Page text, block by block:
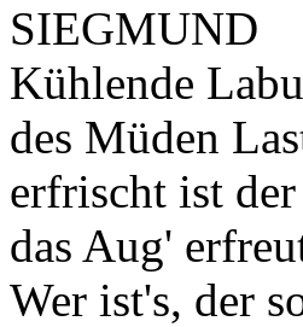
SIEGMUND
Kühlende
des Müden
erfrischt ist
das Aug'
Wer ist's, der